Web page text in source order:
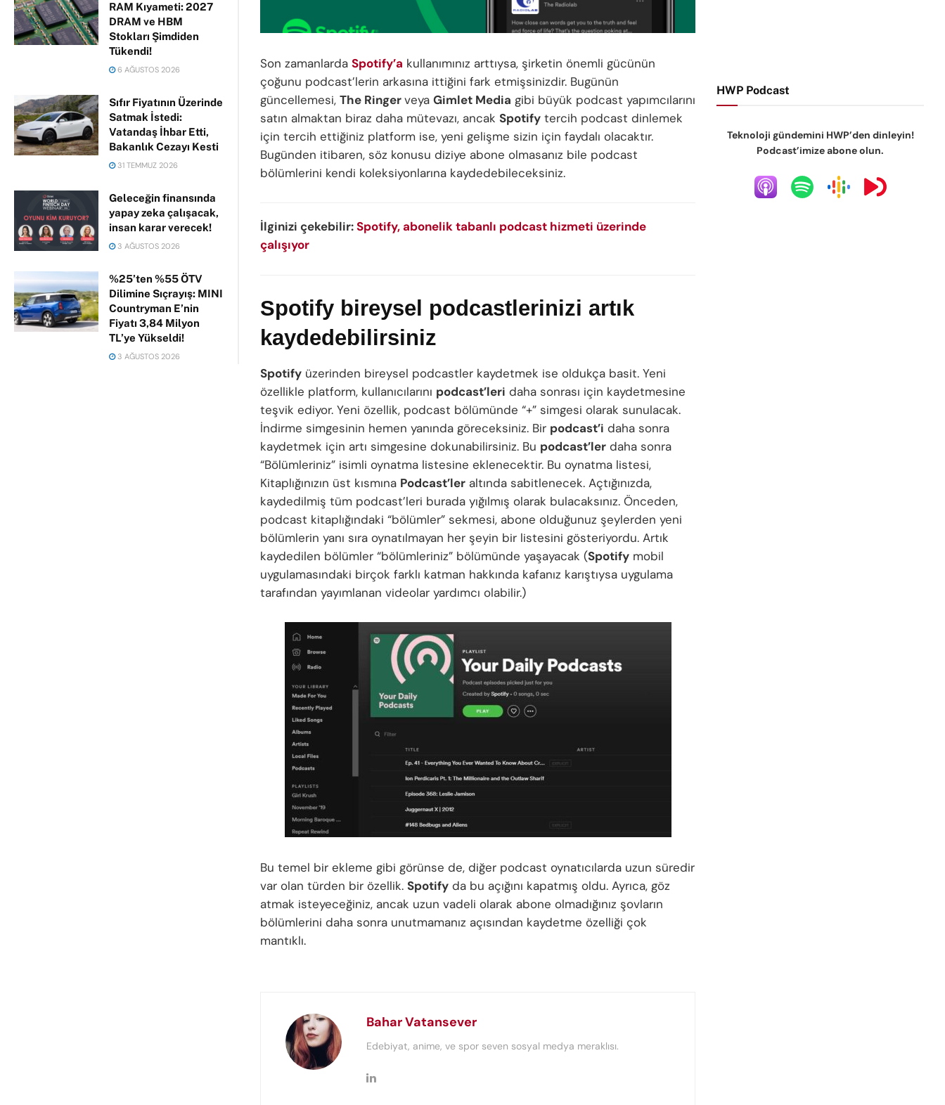
RAM Kıyameti: 2027
DRAM ve HBM
Stokları Şimdiden
Tükendi!
6 AĞUSTOS 2026
Sıfır Fiyatının Üzerinde
Satmak İstedi:
Vatandaş İhbar Etti,
Bakanlık Cezayı Kesti
31 TEMMUZ 2026
Geleceğin finansında
yapay zeka çalışacak,
insan karar verecek!
3 AĞUSTOS 2026
%25’ten %55 ÖTV
Dilimine Sıçrayış: MINI
Countryman E’nin
Fiyatı 3,84 Milyon
TL’ye Yükseldi!
3 AĞUSTOS 2026
Son zamanlarda Spotify’a kullanımınız arttıysa, şirketin önemli gücünün
çoğunu podcast’lerin arkasına ittiğini fark etmişsinizdir. Bugünün
güncellemesi, The Ringerveya Gimlet Media gibi büyük podcast yapımcılarını
satın almaktan biraz daha mütevazı, ancak Spotify tercih podcast dinlemek
için tercih ettiğiniz platform ise, yeni gelişme sizin için faydalı olacaktır.
Bugünden itibaren, söz konusu diziye abone olmasanız bile podcast
bölümlerini kendi koleksiyonlarına kaydedebileceksiniz.
İlginizi çekebilir:Spotify, abonelik tabanlı podcast hizmeti üzerinde
çalışıyor
Spotify bireysel podcastlerinizi artık
kaydedebilirsiniz
Spotify üzerinden bireysel podcastler kaydetmek ise oldukça basit. Yeni
özellikle platform, kullanıcılarını podcast’leri daha sonrası için kaydetmesine
teşvik ediyor. Yeni özellik, podcast bölümünde “+” simgesi olarak sunulacak.
İndirme simgesinin hemen yanında göreceksiniz. Bir podcast’i daha sonra
kaydetmek için artı simgesine dokunabilirsiniz. Bu podcast’ler daha sonra
“Bölümleriniz” isimli oynatma listesine eklenecektir. Bu oynatma listesi,
Kitaplığınızın üst kısmına Podcast’ler altında sabitlenecek. Açtığınızda,
kaydedilmiş tüm podcast’leri burada yığılmış olarak bulacaksınız. Önceden,
podcast kitaplığındaki “bölümler” sekmesi, abone olduğunuz şeylerden yeni
bölümlerin yanı sıra oynatılmayan her şeyin bir listesini gösteriyordu. Artık
kaydedilen bölümler “bölümleriniz” bölümünde yaşayacak (Spotify mobil
uygulamasındaki birçok farklı katman hakkında kafanız karıştıysa uygulama
tarafından yayımlanan videolar yardımcı olabilir.)
Bu temel bir ekleme gibi görünse de, diğer podcast oynatıcılarda uzun süredir
var olan türden bir özellik. Spotify da bu açığını kapatmış oldu. Ayrıca, göz
atmak isteyeceğiniz, ancak uzun vadeli olarak abone olmadığınız şovların
bölümlerini daha sonra unutmamanız açısından kaydetme özelliği çok
mantıklı.
Bahar Vatansever
Edebiyat, anime, ve spor seven sosyal medya meraklısı.
HWP Podcast
Teknoloji gündemini HWP’den dinleyin!
Podcast’imize abone olun.